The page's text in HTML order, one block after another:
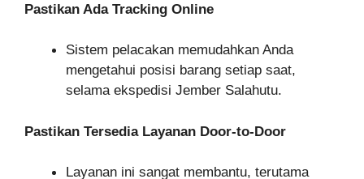
Pastikan Ada Tracking Online
Sistem pelacakan memudahkan Anda
mengetahui posisi barang setiap saat,
selama ekspedisi Jember Salahutu.
Pastikan Tersedia Layanan Door-to-Door
Layanan ini sangat membantu, terutama